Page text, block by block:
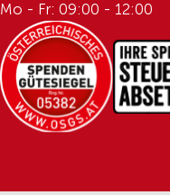
Mo - Fr: 09:00 - 12:00